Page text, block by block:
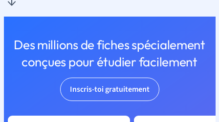
Des millions de fiches spécialement
conçues pour étudier facilement
Inscris-toi gratuitement